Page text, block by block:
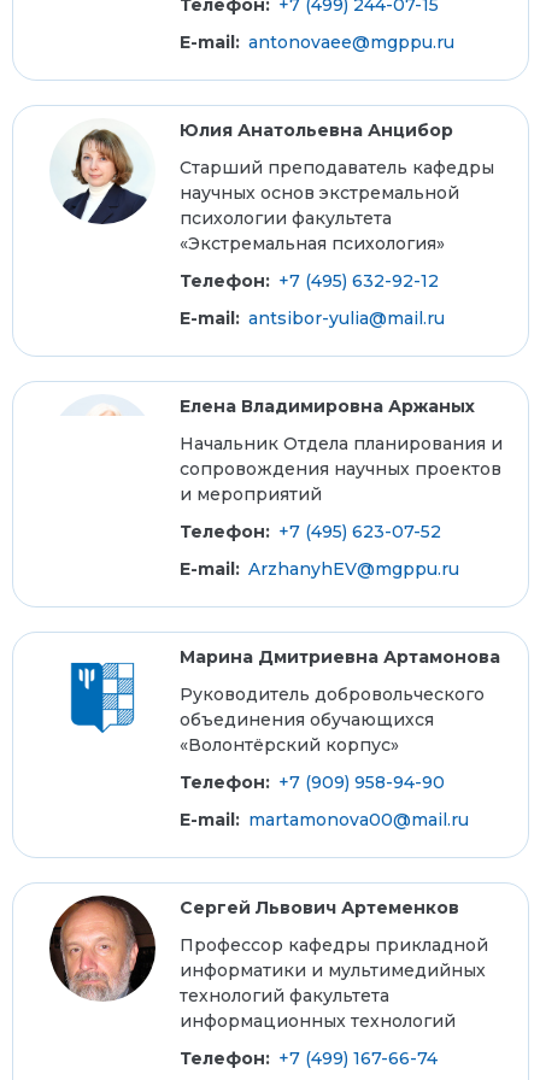
Телефон: +7 (499) 244-07-15
E-mail: antonovaee@mgppu.ru
Юлия Анатольевна Анцибор
Старший преподаватель кафедры
научных основ экстремальной
психологии факультета
«Экстремальная психология»
Телефон: +7 (495) 632-92-12
E-mail: antsibor-yulia@mail.ru
Елена Владимировна Аржаных
Начальник Отдела планирования и
сопровождения научных проектов
и мероприятий
Телефон: +7 (495) 623-07-52
E-mail: ArzhanyhEV@mgppu.ru
Марина Дмитриевна Артамонова
Руководитель добровольческого
объединения обучающихся
«Волонтёрский корпус»
Телефон: +7 (909) 958-94-90
E-mail: martamonova00@mail.ru
Сергей Львович Артеменков
Профессор кафедры прикладной
информатики и мультимедийных
технологий факультета
информационных технологий
Телефон: +7 (499) 167-66-74